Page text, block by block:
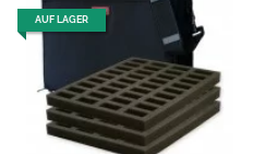
AUF LAGER